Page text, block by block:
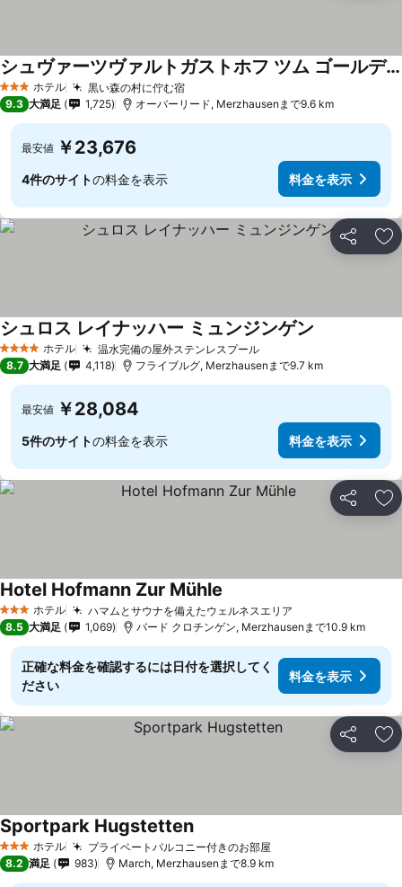
3 ホテルのランク
ホテル 黒い森の村に佇む宿
シュヴァーツヴァルトガストホフ ツム ゴールデネン アドラー
9.3 大満足 1,725 オーバーリード, Merzhausenまで9.6 km
最安値 ￥23,676
4件のサイトの料金を表示 料金を表示
シェア お
4 ホテルのランク
ホテル 温水完備の屋外ステンレスプール
シュロス レイナッハー ミュンジンゲン
8.7 大満足 4,118 フライブルグ, Merzhausenまで9.7 km
最安値 ￥28,084
5件のサイトの料金を表示 料金を表示
シェア お
3 ホテルのランク
ホテル ハマムとサウナを備えたウェルネスエリア
Hotel Hofmann Zur Mühle
8.5 大満足 1,069 バード クロチンゲン, Merzhausenまで10.9 km
正確な料金を確認するには日付を選択してく
ださい
料金を表示
シェア お
3 ホテルのランク
ホテル プライベートバルコニー付きのお部屋
Sportpark Hugstetten
8.2 満足 983 March, Merzhausenまで8.9 km